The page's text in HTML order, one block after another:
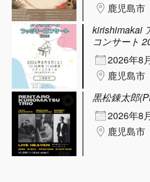
鹿児島市
kirishimakai
コンサート
2026年8
鹿児島市
黒松錬太郎
2026年8
鹿児島市